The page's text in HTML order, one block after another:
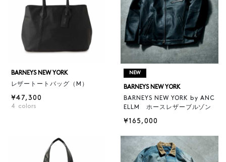
BARNEYS NEW YORK
レザートートバッグ（M）
¥47,300
4 colors
NEW
BARNEYS NEW YORK
BARNEYS NEW YORK by ANC
ELLM ホースレザーブルゾン
¥165,000